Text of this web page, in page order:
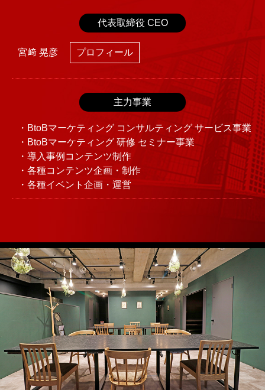
代表取締役 CEO
宮﨑 晃彦 プロフィール
主力事業
・BtoBマーケティング コンサルティング サービス事業
・BtoBマーケティング 研修 セミナー事業
・導入事例コンテンツ制作
・各種コンテンツ企画・制作
・各種イベント企画・運営